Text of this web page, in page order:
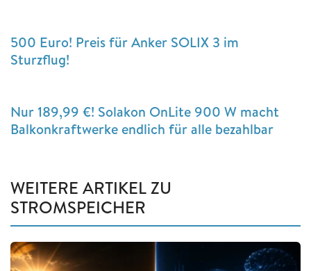
500 Euro! Preis für Anker SOLIX 3 im
Sturzflug!
Nur 189,99 €! Solakon OnLite 900 W macht
Balkonkraftwerke endlich für alle bezahlbar
WEITERE ARTIKEL ZU
STROMSPEICHER